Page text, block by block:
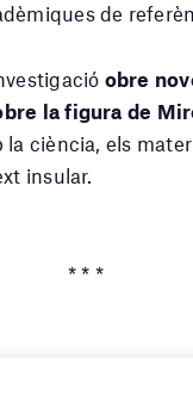
de
obre
la figura de
la ciència, els
insular.
* * *